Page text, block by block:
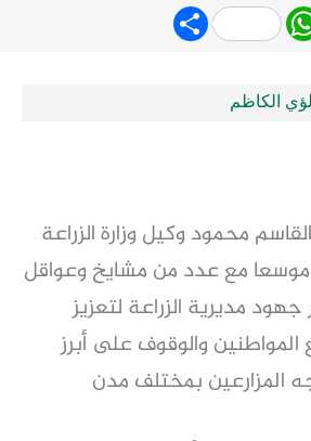
Share
الكاظم
محمود وكيل وزارة الزراعة
موسعا مع عدد من مشايخ وعواقل
مديرية الزراعة لتعزيز
المواطنين والوقوف على أبرز
المزارعين بمختلف مدن